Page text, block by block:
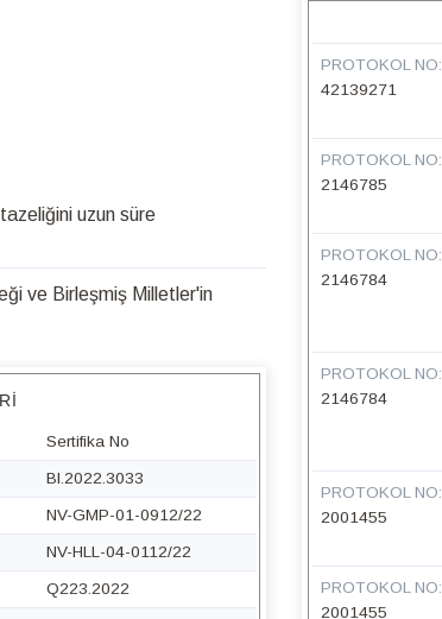
PROTOKOL NO:
42139271
PROTOKOL NO:
2146785
PROTOKOL NO:
2146784
PROTOKOL NO:
2146784
PROTOKOL NO:
2001455
PROTOKOL NO:
2001455
uzun süre
ve Birleşmiş Milletler'in
Sertifika No
BI.2022.3033
NV-GMP-01-0912/22
NV-HLL-04-0112/22
Q223.2022